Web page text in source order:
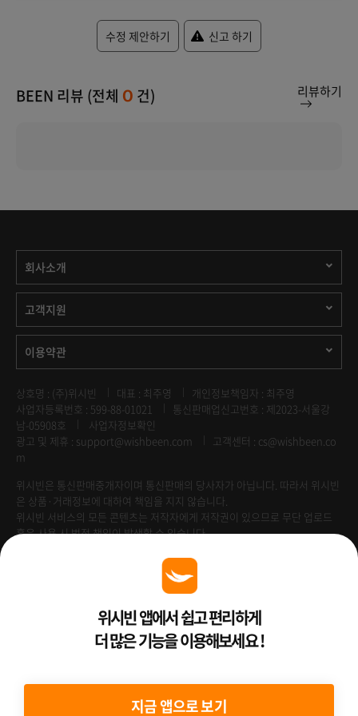
수정 제안하기 신고 하기
BEEN 리뷰 (전체 0 건) 리뷰하기
회사소개
고객지원
이용약관
상호명 : (주)위시빈 대표 : 최주영
개인정보책임자 : 최주영
사업자등록번호 : 599-88-01021
통신판매업신고번호 : 제2023-서울강
남-05908호
사업자정보확인
광고 및 제휴 : support@wishbeen.com
고객센터 : cs@wishbeen.co
m
위시빈은 통신판매중개자이며 통신판매의 당사자가 아닙니다. 따라서 위시빈
은 상품·거래정보에 대하여 책임을 지지 않습니다.
위시빈 서비스의 모든 콘텐츠는 저작자에게 저작권이 있으므로 무단 업로드
혹은 사용 시 법적 책임이 발생할 수 있습니다.
Venture Enterprise위시빈 앱에서 쉽고 편리하게
더 많은 기능을 이용해보세요 !
지금 앱으로 보기